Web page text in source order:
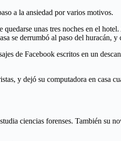
a la ansiedad por varios motivos.
unas tres noches en el
se derrumbó al paso del huracán,
de Facebook escritos en un
y dejó su computadora en casa
ciencias forenses. También su